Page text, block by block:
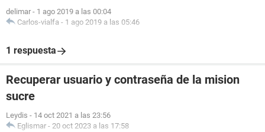
delimar - 1 ago 2019 a las 00:04
Carlos-vialfa - 1 ago 2019 a las 05:46
1 respuesta
Recuperar usuario y contraseña de la mision
sucre
Leydis - 14 oct 2021 a las 23:56
Eglismar - 20 oct 2023 a las 17:58